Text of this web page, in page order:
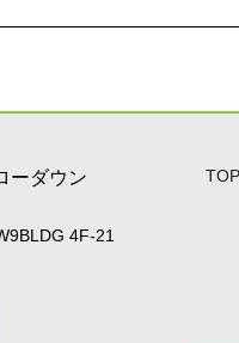
ーダウン
4F-21